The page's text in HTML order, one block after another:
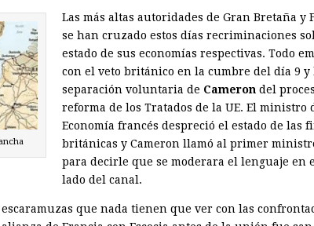
Las más altas autoridades de Gran Bretaña y
se han cruzado estos días recriminaciones
estado de sus economías respectivas. Todo
con el veto británico en la cumbre del día 9 y
separación voluntaria de Cameron del
reforma de los Tratados de la UE. El ministro
Economía francés despreció el estado de las
británicas y Cameron llamó al primer
para decirle que se moderara el lenguaje en
lado del canal.
que nada tienen que ver con las